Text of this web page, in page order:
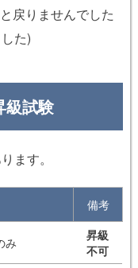
戻りませんでした
た)
級試験
ます。
備考
み
昇級
不可